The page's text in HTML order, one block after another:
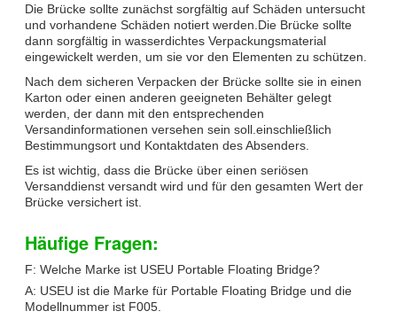
Die Brücke sollte zunächst sorgfältig auf Schäden untersucht
und vorhandene Schäden notiert werden.Die Brücke sollte
dann sorgfältig in wasserdichtes Verpackungsmaterial
eingewickelt werden, um sie vor den Elementen zu schützen.
Nach dem sicheren Verpacken der Brücke sollte sie in einen
Karton oder einen anderen geeigneten Behälter gelegt
werden, der dann mit den entsprechenden
Versandinformationen versehen sein soll.einschließlich
Bestimmungsort und Kontaktdaten des Absenders.
Es ist wichtig, dass die Brücke über einen seriösen
Versanddienst versandt wird und für den gesamten Wert der
Brücke versichert ist.
Häufige Fragen:
F: Welche Marke ist USEU Portable Floating Bridge?
A: USEU ist die Marke für Portable Floating Bridge und die
Modellnummer ist F005.